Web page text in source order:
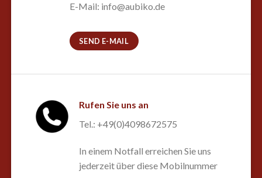
E-Mail: info@aubiko.de
SEND E-MAIL
Rufen Sie uns an
Tel.: +49(0)4098672575
In einem Notfall erreichen Sie uns
jederzeit über diese Mobilnummer